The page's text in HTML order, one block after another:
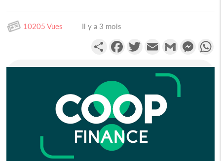
10205 Vues Il y a 3 mois
PartagerFacebookTwitterEmail Gmail